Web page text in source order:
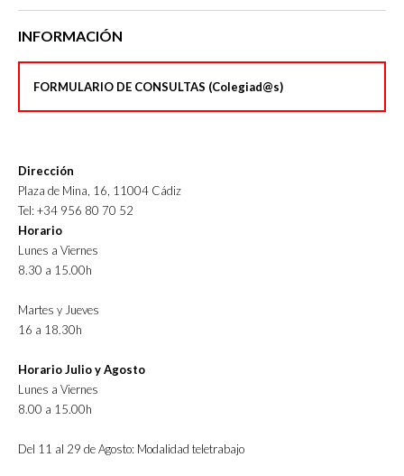
INFORMACIÓN
FORMULARIO DE CONSULTAS (Colegiad@s)
Dirección
Plaza de Mina, 16, 11004 Cádiz
Tel: +34 956 80 70 52
Horario
Lunes a Viernes
8.30 a 15.00h
Martes y Jueves
16 a 18.30h
Horario Julio y Agosto
Lunes a Viernes
8.00 a 15.00h
Del 11 al 29 de Agosto: Modalidad teletrabajo